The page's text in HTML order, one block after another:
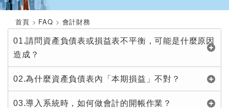
首頁 FAQ 會計財務
01.請問資產負債表或損益表不平衡，可能是什麼原因
造成？
02.為什麼資產負債表內「本期損益」不對？
03.導入系統時，如何做會計的開帳作業？